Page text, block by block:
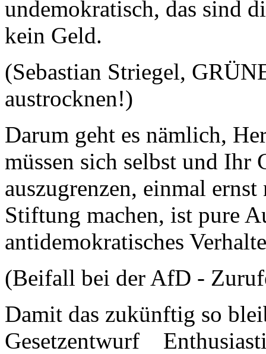
undemokratisch, das sind
kein Geld.
(Sebastian Striegel,
austrocknen!)
Darum geht es nämlich,
müssen sich selbst und Ihr
auszugrenzen, einmal
Stiftung machen, ist pure
antidemokratisches
(Beifall bei der AfD -
Damit das zukünftig so
Gesetzentwurf